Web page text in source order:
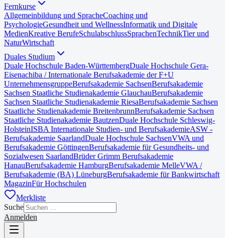
Fernkurse
Allgemeinbildung und SpracheCoaching und
PsychologieGesundheit und WellnessInformatik und Digitale
MedienKreative BerufeSchulabschlussSprachenTechnikTier und
NaturWirtschaft
Duales Studium
Duale Hochschule Baden-WürttembergDuale Hochschule Gera-
Eisenachiba / Internationale Berufsakademie der F+U
UnternehmensgruppeBerufsakademie SachsenBerufsakademie
Sachsen Staatliche Studienakademie GlauchauBerufsakademie
Sachsen Staatliche Studienakademie RiesaBerufsakademie Sachsen
Staatliche Studienakademie BreitenbrunnBerufsakademie Sachsen
Staatliche Studienakademie BautzenDuale Hochschule Schleswig-
HolsteinISBA Internationale Studien- und BerufsakademieASW -
Berufsakademie SaarlandDuale Hochschule SachsenVWA und
Berufsakademie GöttingenBerufsakademie für Gesundheits- und
Sozialwesen SaarlandBrüder Grimm Berufsakademie
HanauBerufsakademie HamburgBerufsakademie MelleVWA /
Berufsakademie (BA) LüneburgBerufsakademie für Bankwirtschaft
MagazinFür Hochschulen
Merkliste
Suche
Anmelden